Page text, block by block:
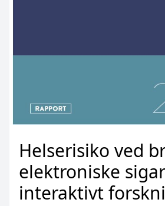
Helserisiko ved
elektroniske
interaktivt